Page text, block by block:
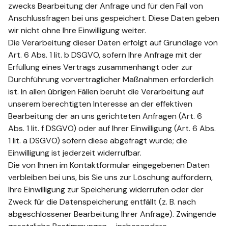
zwecks Bearbeitung der Anfrage und für den Fall von
Anschlussfragen bei uns gespeichert. Diese Daten geben
wir nicht ohne Ihre Einwilligung weiter.
Die Verarbeitung dieser Daten erfolgt auf Grundlage von
Art. 6 Abs. 1 lit. b DSGVO, sofern Ihre Anfrage mit der
Erfüllung eines Vertrags zusammenhängt oder zur
Durchführung vorvertraglicher Maßnahmen erforderlich
ist. In allen übrigen Fällen beruht die Verarbeitung auf
unserem berechtigten Interesse an der effektiven
Bearbeitung der an uns gerichteten Anfragen (Art. 6
Abs. 1 lit. f DSGVO) oder auf Ihrer Einwilligung (Art. 6 Abs.
1 lit. a DSGVO) sofern diese abgefragt wurde; die
Einwilligung ist jederzeit widerrufbar.
Die von Ihnen im Kontaktformular eingegebenen Daten
verbleiben bei uns, bis Sie uns zur Löschung auffordern,
Ihre Einwilligung zur Speicherung widerrufen oder der
Zweck für die Datenspeicherung entfällt (z. B. nach
abgeschlossener Bearbeitung Ihrer Anfrage). Zwingende